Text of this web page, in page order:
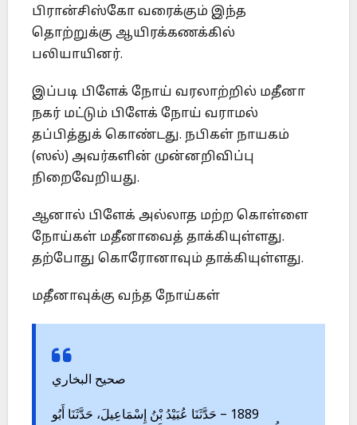
பிரான்சிஸ்கோ வரைக்கும் இந்த
தொற்றுக்கு ஆயிரக்கணக்கில்
பலியாயினர்.
இப்படி பிளேக் நோய் வரலாற்றில் மதீனா
நகர் மட்டும் பிளேக் நோய் வராமல்
தப்பித்துக் கொண்டது. நபிகள் நாயகம்
(ஸல்) அவர்களின் முன்னறிவிப்பு
நிறைவேறியது.
ஆனால் பிளேக் அல்லாத மற்ற கொள்ளை
நோய்கள் மதீனாவைத் தாக்கியுள்ளது.
தற்போது கொரோனாவும் தாக்கியுள்ளது.
மதீனாவுக்கு வந்த நோய்கள்
صحيح البخاري
1889 – حَدَّثَنَا عُبَيْدُ بْنُ إِسْمَاعِيلَ، حَدَّثَنَا أَبُو